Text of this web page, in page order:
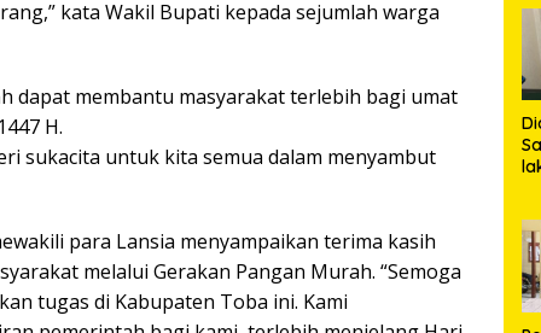
kata Wakil Bupati kepada sejumlah warga
dapat membantu masyarakat terlebih bagi umat
H.
sukacita untuk kita semua dalam menyambut
para Lansia menyampaikan terima kasih
melalui Gerakan Pangan Murah. “Semoga
tugas di Kabupaten Toba ini. Kami